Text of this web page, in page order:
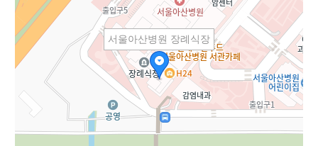
서울아산병원 장례식장